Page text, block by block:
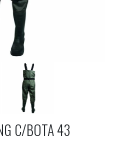
C/BOTA 43